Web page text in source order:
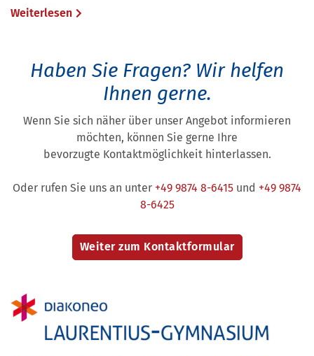
Weiterlesen
Haben Sie Fragen? Wir helfen
Ihnen gerne.
Wenn Sie sich näher über unser Angebot informieren
möchten, können Sie gerne Ihre
bevorzugte Kontaktmöglichkeit hinterlassen.
Oder rufen Sie uns an unter +49 9874 8-6415 und +49 9874
8-6425